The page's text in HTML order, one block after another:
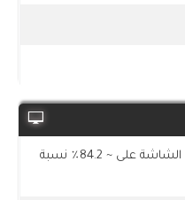
6.71 بوصة، تستحوذ الشاشة على ~ 84.2٪ نسبة